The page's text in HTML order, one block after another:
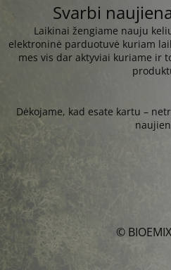
Svarbi
Laikinai žengiame nauju
elektroninė parduotuvė kuriam
mes vis dar aktyviai kuriame ir
Dėkojame, kad esate kartu –
©